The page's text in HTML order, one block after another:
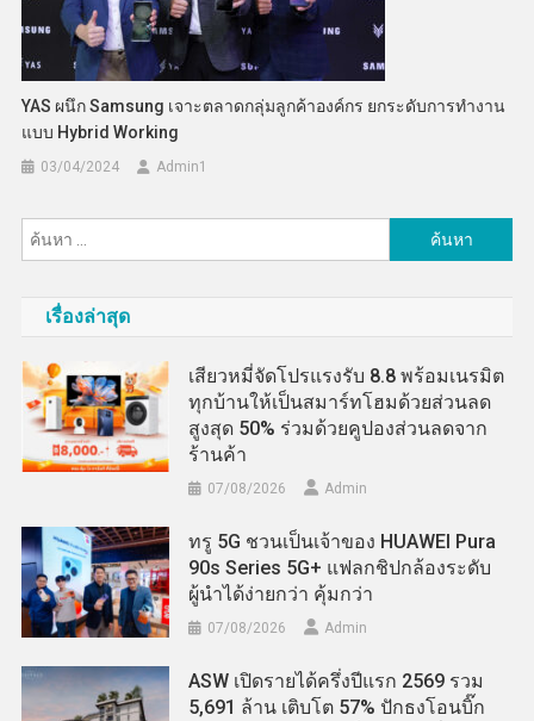
YAS ผนึก Samsung เจาะตลาดกลุ่มลูกค้าองค์กร ยกระดับการทำงาน
แบบ Hybrid Working
03/04/2024 Admin​1
สำหรับ:
เรื่องล่าสุด
เสียวหมี่จัดโปรแรงรับ 8.8 พร้อมเนรมิต
ทุกบ้านให้เป็นสมาร์ทโฮมด้วยส่วนลด
สูงสุด 50% ร่วมด้วยคูปองส่วนลดจาก
ร้านค้า
07/08/2026 Admin
ทรู 5G ชวนเป็นเจ้าของ HUAWEI Pura
90s Series 5G+ แฟลกชิปกล้องระดับ
ผู้นำได้ง่ายกว่า คุ้มกว่า
07/08/2026 Admin
ASW เปิดรายได้ครึ่งปีแรก 2569 รวม
5,691 ล้าน เติบโต 57% ปักธงโอนบิ๊ก